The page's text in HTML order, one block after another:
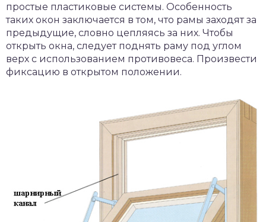
простые пластиковые системы. Особенность
таких окон заключается в том, что рамы заходят за
предыдущие, словно цепляясь за них. Чтобы
открыть окна, следует поднять раму под углом
верх с использованием противовеса. Произвести
фиксацию в открытом положении.